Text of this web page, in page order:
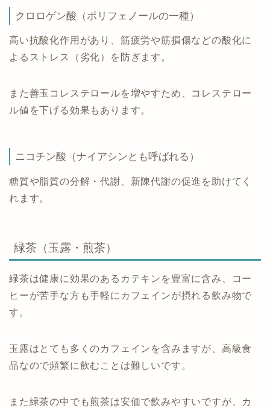
クロロゲン酸（ポリフェノールの一種）
高い抗酸化作用があり、筋疲労や筋損傷などの酸化に
よるストレス（劣化）を防ぎます。
また善玉コレステロールを増やすため、コレステロー
ル値を下げる効果もあります。
ニコチン酸（ナイアシンとも呼ばれる）
糖質や脂質の分解・代謝、新陳代謝の促進を助けてく
れます。
緑茶（玉露・煎茶）
緑茶は健康に効果のあるカテキンを豊富に含み、コー
ヒーが苦手な方も手軽にカフェインが摂れる飲み物で
す。
玉露はとても多くのカフェインを含みますが、高級食
品なので頻繁に飲むことは難しいです。
また緑茶の中でも煎茶は安価で飲みやすいですが、カ